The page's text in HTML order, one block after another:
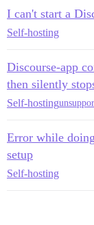
I can't start a
Self-hosting
Discourse-app
then silently
Self-hosting
Error while
setup
Self-hosting